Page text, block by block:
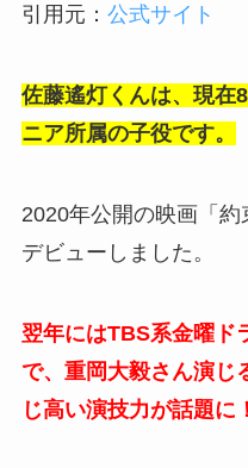
引用元： 公式サイト
佐藤遙灯くんは、現在
ニア所属の子役です。
2020年公開の映画「
デビューしました。
翌年にはTBS系金曜ド
で、重岡大毅さん演じ
じ高い演技力が話題に！